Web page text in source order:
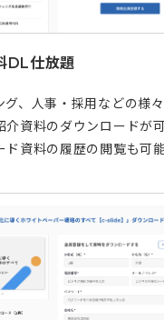
DL仕放題
グ、人事・採用などの様
介資料のダウンロードが
資料の履歴の閲覧も可能